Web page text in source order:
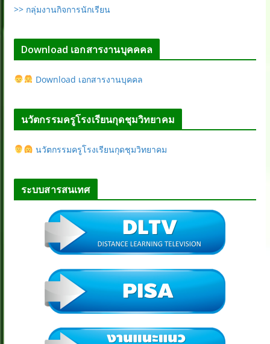
>> กลุ่มงานกิจการนักเรียน
Download เอกสารงานบุคคคล
Download เอกสารงานบุคคล
นวัตกรรมครูโรงเรียนกุดชุมวิทยาคม
นวัตกรรมครูโรงเรียนกุดชุมวิทยาคม
ระบบสารสนเทศ